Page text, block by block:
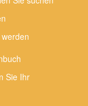
Sie Ihr